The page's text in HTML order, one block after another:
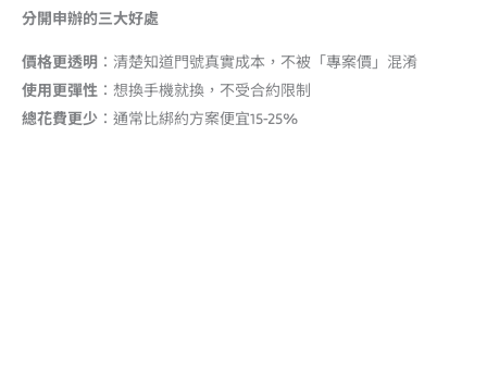
分開申辦的三大好處
價格更透明 ：清楚知道門號真實成本，不被「專案價」混淆
使用更彈性 ：想換手機就換，不受合約限制
總花費更少 ：通常比綁約方案便宜15-25%